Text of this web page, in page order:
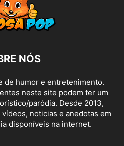
NÓS
de humor e entretenimento.
neste site podem ter um
paródia. Desde 2013,
noticias e anedotas em
disponíveis na internet.